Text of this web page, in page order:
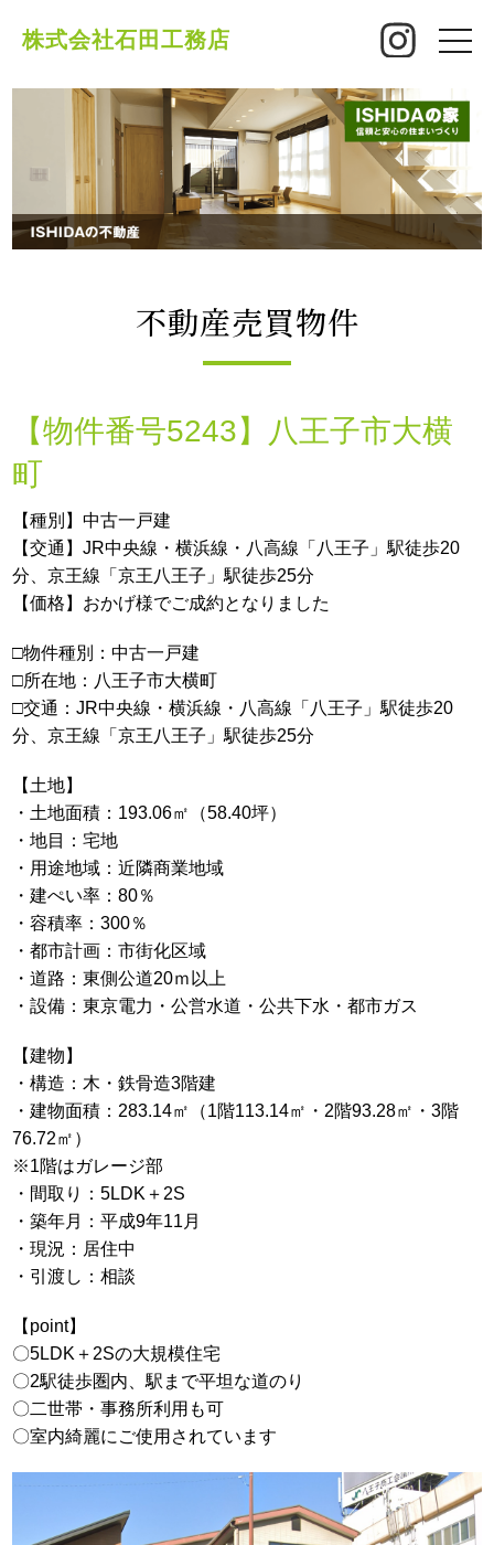
株式会社石田工務店
toggle
不動産売買物件
【物件番号5243】八王子市大横
町
【種別】中古一戸建
【交通】JR中央線・横浜線・八高線「八王子」駅徒歩20
分、京王線「京王八王子」駅徒歩25分
【価格】おかげ様でご成約となりました
□物件種別：中古一戸建
□所在地：八王子市大横町
□交通：JR中央線・横浜線・八高線「八王子」駅徒歩20
分、京王線「京王八王子」駅徒歩25分
【土地】
・土地面積：193.06㎡（58.40坪）
・地目：宅地
・用途地域：近隣商業地域
・建ぺい率：80％
・容積率：300％
・都市計画：市街化区域
・道路：東側公道20ｍ以上
・設備：東京電力・公営水道・公共下水・都市ガス
【建物】
・構造：木・鉄骨造3階建
・建物面積：283.14㎡（1階113.14㎡・2階93.28㎡・3階
76.72㎡）
※1階はガレージ部
・間取り：5LDK＋2S
・築年月：平成9年11月
・現況：居住中
・引渡し：相談
【point】
〇5LDK＋2Sの大規模住宅
〇2駅徒歩圏内、駅まで平坦な道のり
〇二世帯・事務所利用も可
〇室内綺麗にご使用されています